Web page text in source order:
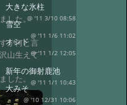
した。
が何と言
山生えて
した。
きな氷柱
@ '11 3/10 08:58
空
@ '11 1/6 11:02
シド
@ '11 1/2 12:05
年の御射鹿池
@ '11 1/1 10:43
みそ
@ '10 12/31 10:06